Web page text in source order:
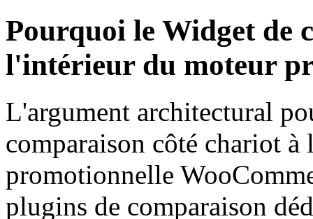
Pourquoi le Widget de
l'intérieur du moteur
L'argument architectural
comparaison côté chariot
promotionnelle
plugins de comparaison